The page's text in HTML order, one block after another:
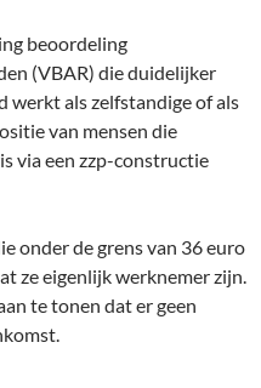
beoordeling
(VBAR) die duidelijker
werkt als zelfstandige of als
van mensen die
via een zzp-constructie
onder de grens van 36 euro
ze eigenlijk werknemer zijn.
te tonen dat er geen